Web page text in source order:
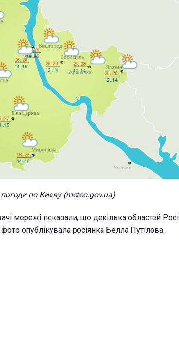
по Києву (meteo.gov.ua)
мережі показали, що декілька областей
фото опублікувала росіянка Белла Путілова.